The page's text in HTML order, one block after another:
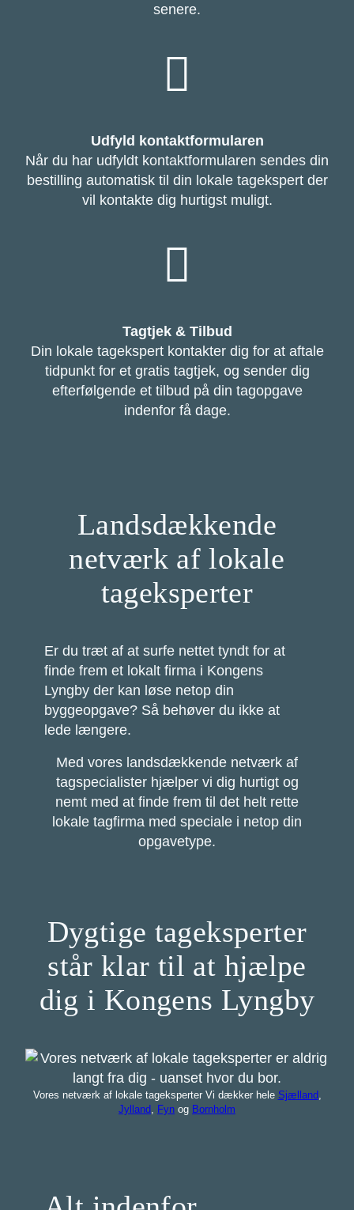
senere.
Udfyld kontaktformularen
Når du har udfyldt kontaktformularen sendes din
bestilling automatisk til din lokale tagekspert der
vil kontakte dig hurtigst muligt.
Tagtjek & Tilbud
Din lokale tagekspert kontakter dig for at aftale
tidpunkt for et gratis tagtjek, og sender dig
efterfølgende et tilbud på din tagopgave
indenfor få dage.
Landsdækkende
netværk af lokale
tageksperter
Er du træt af at surfe nettet tyndt for at
finde frem et lokalt firma i Kongens
Lyngby der kan løse netop din
byggeopgave? Så behøver du ikke at
lede længere.
Med vores landsdækkende netværk af
tagspecialister hjælper vi dig hurtigt og
nemt med at finde frem til det helt rette
lokale tagfirma med speciale i netop din
opgavetype.
Dygtige tageksperter
står klar til at hjælpe
dig i Kongens Lyngby
Vores netværk af lokale tageksperter Vi dækker hele Sjælland
Jylland
Fyn og Bornholm